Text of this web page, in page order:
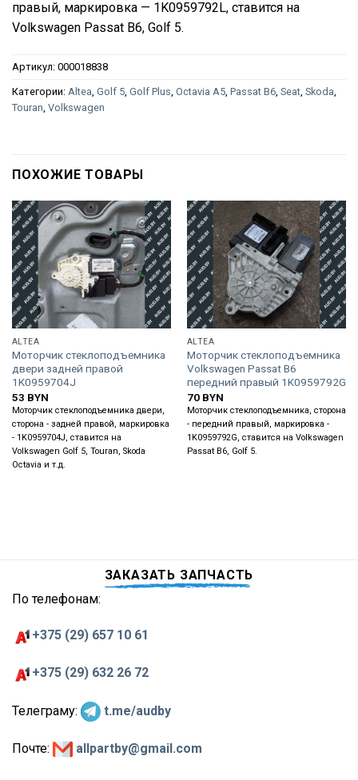
правый, маркировка — 1K0959792L, ставится на
Volkswagen Passat B6, Golf 5.
Артикул: 000018838
Категории: Altea Golf 5 Golf Plus Octavia A5 Passat B6 Seat Skoda
Touran Volkswagen
ПОХОЖИЕ ТОВАРЫ
ALTEA
Моторчик стеклоподъемника
двери задней правой
1K0959704J
53 BYN
Моторчик стеклоподъемника двери,
сторона - задней правой, маркировка
- 1K0959704J, ставится на
Volkswagen Golf 5, Touran, Skoda
Octavia и т.д.
ALTEA
Моторчик стеклоподъемника
Volkswagen Passat B6
передний правый 1K0959792G
70 BYN
Моторчик стеклоподъемника, сторона
- передний правый, маркировка -
1K0959792G, ставится на Volkswagen
Passat B6, Golf 5.
ЗАКАЗАТЬ ЗАПЧАСТЬ
По телефонам:
+375 (29) 657 10 61
+375 (29) 632 26 72
Телеграму: t.me/audby
Почте: allpartby@gmail.com